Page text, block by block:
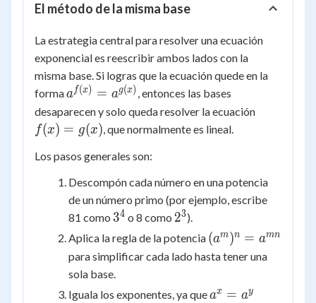
El método de la misma base
La estrategia central para resolver una ecuación
exponencial es reescribir ambos lados con la
misma base. Si logras que la ecuación quede en la
formaa^{f(x)}
=
a^{g(x)}
af(x) = ag(x) , entonces las bases
desaparecen y solo queda resolver la ecuación
f(x) = g(x), que normalmente es lineal.
Los pasos generales son:
Descompón cada número en una potencia
de un número primo (por ejemplo, escribe
81 como 3^4
34 o 8 como 2^3
23).
Aplica la regla de la potencia (a^m)^n
=
(am )n = amn
para simplificar cada lado hasta tener una
sola base.
Iguala los exponentes, ya quea^x
ax = ay